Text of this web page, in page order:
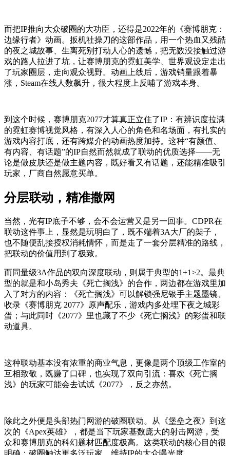
而把IP推向大众破圈的大功臣，还得是2022年的《赛博朋克：
边缘行者》动画。扳机社操刀的这部作品，用一个热血又残酷
的夜之城故事、生离死别打动人心的遗憾，把无数没接触过游
戏的路人拉进了坑，让赛博朋克的霓虹美学、世界观设定走出
了玩家圈层，走向观众视野。动画上线后，游戏销量跟着暴
涨，Steam在线人数飙升，很大程度上反哺了游戏本身。
到这个时候，赛博朋克2077才算真正立住了IP：有辨识度拉满
的霓虹赛博视觉风格，有深入人心的角色和名场面，有扎实的
游戏内容打底，还有跨媒介的动画热度加持。这种“有颜值、
有内容、有话题”的IP自然而然就成了联动的优质选择——无
论是做皮肤还是做主题内容，既好看又有话题，还能精准吸引
玩家，厂商自然愿意买单。
分层联动，精准撒网
当然，光有IP底子不够，会不会运营又是另一回事。CDPR在
联动这件事上，显然是玩明白了，既不端着3A大厂的架子，
也不随便乱接授权消耗情怀，而是走了一套分层精准的路线，
把联动的价值用到了极致。
而同量级3A作品的双向深度联动，则属于典型的1+1>2。最典
型的就是和小岛秀夫《死亡搁浅》的合作，两边都在游戏里加
入了对方的内容：《死亡搁浅》可以解锁强尼银手主题墨镜、
收录《赛博朋克 2077》原声配乐，游戏内多处埋下夜之城彩
蛋；与此同时《2077》里也藏了不少《死亡搁浅》的彩蛋和联
动道具。
这种联动基本没有浓重的商业气息，更像是两个顶级工作室的
互相致敬，既赚了口碑，也实现了双向引流：喜欢《死亡搁
浅》的玩家可能会去试试《2077》，反之亦然。
除此之外便是头部热门网游的破圈联动。从《堡垒之夜》到这
次的《Apex英雄》，都是当下玩家基数庞大的射击网游，受
众和赛博朋克的科幻题材匹配度极高。这类联动的核心目的很
明确：破圈触达更多泛玩家，维持IP的大众曝光度。